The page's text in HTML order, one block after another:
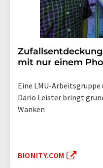
mit nur einem
Eine LMU-
Dario Leister bringt
Wanken
BIONITY.COM